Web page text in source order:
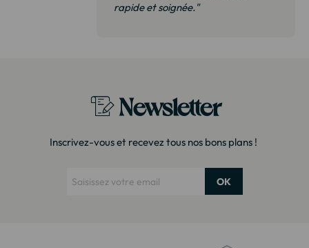
rapide et soignée."
Newsletter
Inscrivez-vous et recevez tous nos bons plans !
OK